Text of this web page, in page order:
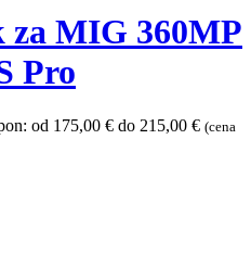
MIG 360MP
Pro
od 175,00 € do 215,00 € (cena